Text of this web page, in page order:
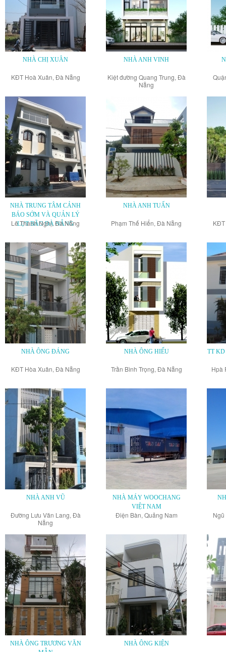
NHÀ CHỊ XUÂN
KĐT Hoà Xuân, Đà Nẵng
NHÀ ANH VINH
Kiệt đường Quang Trung, Đà
Nẵng
NHÀ TRUNG TÂM CẢNH
BÁO SỚM VÀ QUẢN LÝ
LỤT BÃO ĐÀ NẴNG
Lê Thanh Nghị, Đà Nẵng
NHÀ ANH TUẤN
Phạm Thế Hiển, Đà Nẵng
NHÀ ÔNG ĐÁNG
KĐT Hòa Xuân, Đà Nẵng
NHÀ ÔNG HIẾU
Trần Bình Trọng, Đà Nẵng
TT
Hpà
NHÀ ANH VŨ
Đường Lưu Văn Lang, Đà
Nẵng
NHÀ MÁY WOOCHANG
VIỆT NAM
Điện Bàn, Quảng Nam
NHÀ ÔNG TRƯƠNG VĂN
NHÀ ÔNG KIỆN